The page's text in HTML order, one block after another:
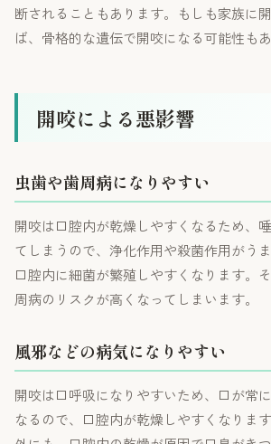
断されることもあります。もしも家族に
ば、骨格的な遺伝で開咬になる可能性もあ
開咬による悪影響
虫歯や歯周病になりやすい
開咬は口腔内が乾燥しやすくなるため、
てしまうので、浄化作用や殺菌作用がう
口腔内に細菌が繁殖しやすくなります。
周病のリスクが高くなってしまいます。
風邪などの病気になりやすい
開咬は口呼吸になりやすいため、口が常
なるので、口腔内が乾燥しやすくなりま